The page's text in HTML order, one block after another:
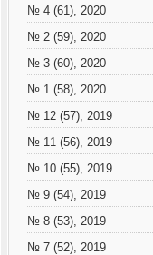
№ 4 (61), 2020
№ 2 (59), 2020
№ 3 (60), 2020
№ 1 (58), 2020
№ 12 (57), 2019
№ 11 (56), 2019
№ 10 (55), 2019
№ 9 (54), 2019
№ 8 (53), 2019
№ 7 (52), 2019